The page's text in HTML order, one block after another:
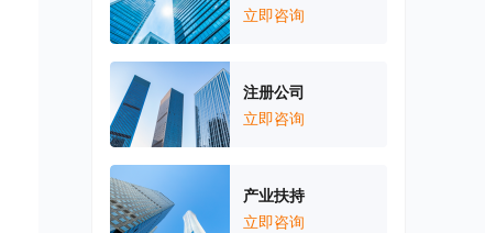
立即咨询
注册公司
立即咨询
产业扶持
立即咨询